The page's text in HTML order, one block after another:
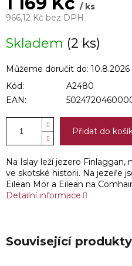
/ ks
966,12 Kč bez DPH
cena:
Skladem (2 ks)
Můžeme doručit do: 10.8.2026
Kód:
A2480
EAN:
Přidat do
Na Islay leží jezero
ve skotské historii. Na jezeře
Eilean Mor a Eilean na
Detailní informace
Související produkty